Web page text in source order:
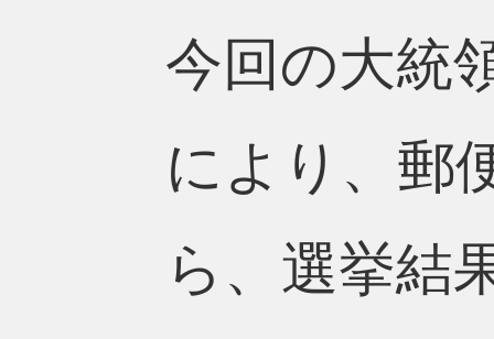
今回の大統
により、郵
ら、選挙結